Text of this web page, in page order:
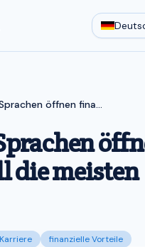
Welche Sprachen öffnen finanziell die meisten Türen?
die meisten
Karriere
finanzielle Vorteile